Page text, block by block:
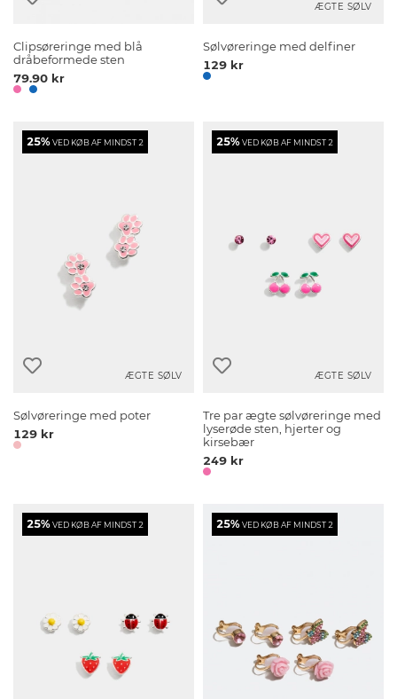
Clipsøreringe med blå
dråbeformede sten
79.90 kr
ÆGTE SØLV
Sølvøreringe med delfiner
129 kr
25%VED KØB AF MINDST 2
ÆGTE SØLV
Sølvøreringe med poter
129 kr
25%VED KØB AF MINDST 2
ÆGTE SØLV
Tre par ægte sølvøreringe med
lyserøde sten, hjerter og
kirsebær
249 kr
25%VED KØB AF MINDST 2 25%VED KØB AF MINDST 2